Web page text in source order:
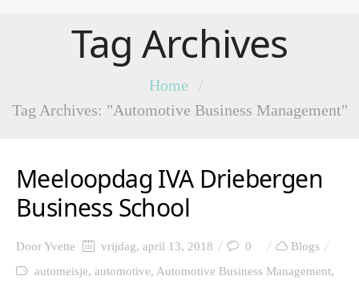
Tag Archives
Home
/
Tag Archives: "Automotive Business Management"
Meeloopdag IVA Driebergen
Business School
DoorYvette vrijdag, april 13, 2018 0
Blogs
automeisje, automotive, Automotive Business Management,